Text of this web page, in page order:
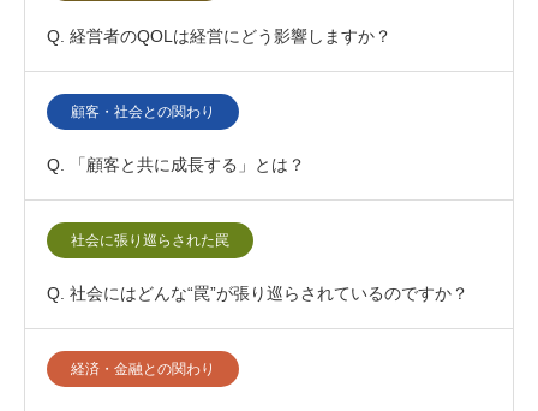
Q. 経営者のQOLは経営にどう影響しますか？
顧客・社会との関わり
Q. 「顧客と共に成長する」とは？
社会に張り巡らされた罠
Q. 社会にはどんな“罠”が張り巡らされているのですか？
経済・金融との関わり